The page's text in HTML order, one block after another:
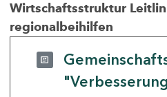
Wirtschaftsstruktur
regionalbeihilfen